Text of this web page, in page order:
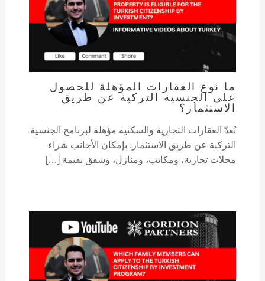
ما نوع العقارات المؤهلة للحصول
على الجنسية التركية عن طريق
الاستثمار؟
تُعدّ العقارات التجارية والسكنية مؤهلة لبرنامج الجنسية
التركية عن طريق الاستثمار. بإمكان الأجانب شراء
محلات تجارية، ومكاتب، ومنازل، وشقق بقيمة […]